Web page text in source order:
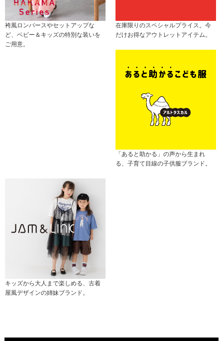
袴風ロンパースやセットアップな
ど、ベビー＆キッズの特別な装いを
ご用意。
在庫限りのスペシャルプライス。今
だけお得なアウトレットアイテム。
「あると助かる」の声から生まれ
る、子育て目線の子供服ブランド。
キッズから大人まで楽しめる、古着
屋風デザインの姉妹ブランド。